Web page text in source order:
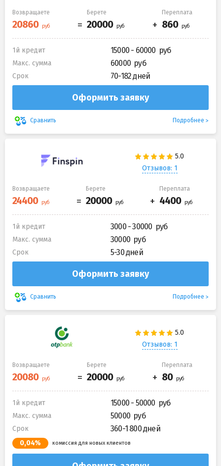
Возвращаете Берете Переплата
1й кредит 15000 - 60000
Макс. сумма 60000
Срок 70-182 дней
Оформить заявку
Сравнить Подробнее
Отзывов: 1
Возвращаете Берете Переплата
1й кредит 3000 - 30000
Макс. сумма 30000
Срок 5-30 дней
Оформить заявку
Сравнить Подробнее
Отзывов: 1
Возвращаете Берете Переплата
1й кредит 15000 - 50000
Макс. сумма 50000
Срок 360-1 800 дней
0,04% комиссия для новых клиентов